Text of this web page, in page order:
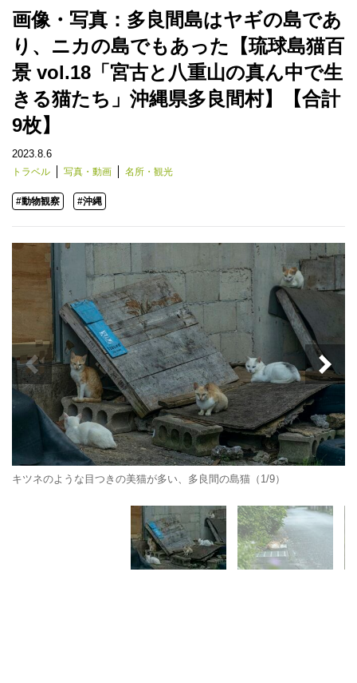
画像・写真：多良間島はヤギの島であ
り、ニカの島でもあった【琉球島猫百
景 vol.18「宮古と八重山の真ん中で生
きる猫たち」沖縄県多良間村】【合計
9枚】
2023.8.6
トラベル 写真・動画 名所・観光
#動物観察 #沖縄
キツネのような目つきの美猫が多い、多良間の島猫（1/9）